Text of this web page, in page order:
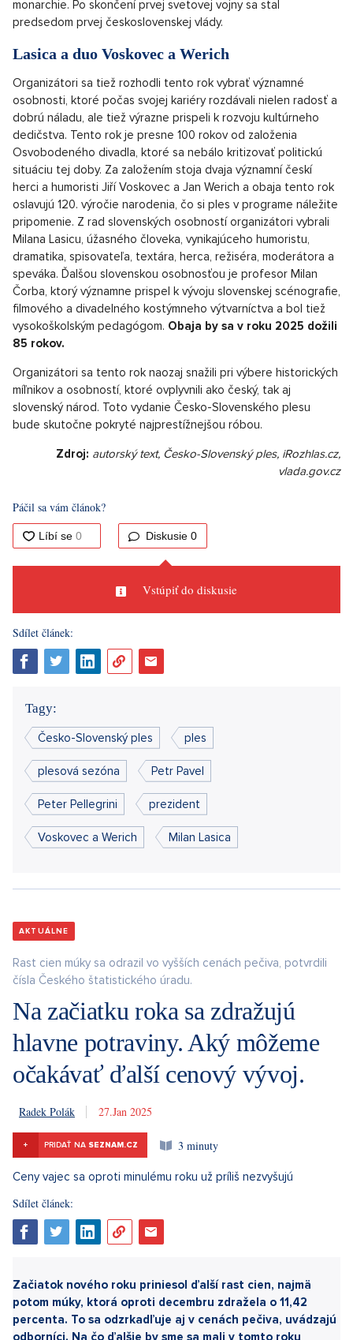
monarchie. Po skončení prvej svetovej vojny sa stal
predsedom prvej československej vlády.
Lasica a duo Voskovec a Werich
Organizátori sa tiež rozhodli tento rok vybrať významné
osobnosti, ktoré počas svojej kariéry rozdávali nielen radosť a
dobrú náladu, ale tiež výrazne prispeli k rozvoju kultúrneho
dedičstva. Tento rok je presne 100 rokov od založenia
Osvobodeného divadla, ktoré sa nebálo kritizovať politickú
situáciu tej doby. Za založením stoja dvaja významní českí
herci a humoristi Jiří Voskovec a Jan Werich a obaja tento rok
oslavujú 120. výročie narodenia, čo si ples v programe náležite
pripomenie. Z rad slovenských osobností organizátori vybrali
Milana Lasicu, úžasného človeka, vynikajúceho humoristu,
dramatika, spisovateľa, textára, herca, režiséra, moderátora a
speváka. Ďalšou slovenskou osobnosťou je profesor Milan
Čorba, ktorý významne prispel k vývoju slovenskej scénografie,
filmového a divadelného kostýmneho výtvarníctva a bol tiež
vysokoškolským pedagógom. Obaja by sa v roku 2025 dožili
85 rokov.
Organizátori sa tento rok naozaj snažili pri výbere historických
míľnikov a osobností, ktoré ovplyvnili ako český, tak aj
slovenský národ. Toto vydanie Česko-Slovenského plesu
bude skutočne pokryté najprestížnejšou róbou.
Zdroj: autorský text, Česko-Slovenský ples, iRozhlas.cz,
vlada.gov.cz
Páčil sa vám článok?
Diskusie 0
Vstúpiť do diskusie
Sdílet článek:
Tagy:
Česko-Slovenský ples ples
plesová sezóna Petr Pavel
Peter Pellegrini prezident
Voskovec a Werich Milan Lasica
AKTUÁLNE
Rast cien múky sa odrazil vo vyšších cenách pečiva, potvrdili
čísla Českého štatistického úradu.
Na začiatku roka sa zdražujú
hlavne potraviny. Aký môžeme
očakávať ďalší cenový vývoj.
Radek Polák 27. 1. 2025
+ PRIDAŤ NA SEZNAM.CZ 3 minuty